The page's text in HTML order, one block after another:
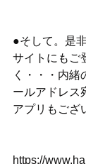
●そして。是
サイトにもご
く・・・内緒
ールアドレス
アプリもござ
https://